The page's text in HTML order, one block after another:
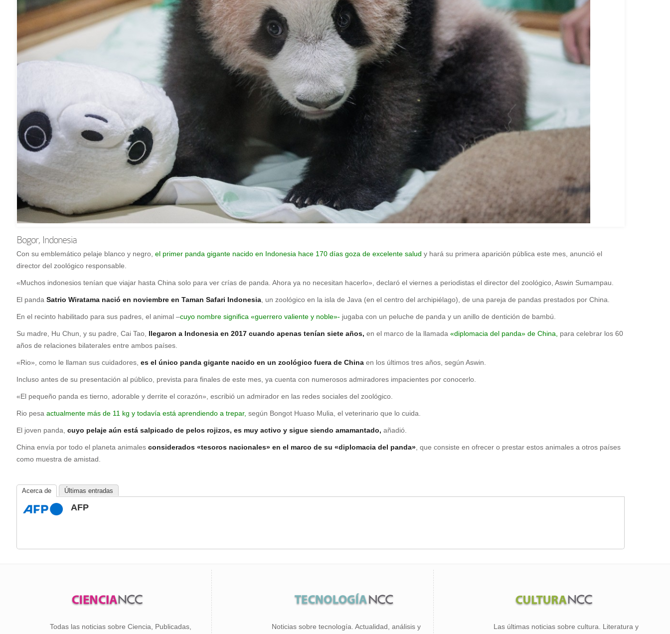
Bogor, Indonesia
Con su emblemático pelaje blanco y negro, el primer panda gigante nacido en Indonesia hace 170 días goza de excelente salud y hará su primera aparición pública este mes, anunció el
director del zoológico responsable.
«Muchos indonesios tenían que viajar hasta China solo para ver crías de panda. Ahora ya no necesitan hacerlo», declaró el viernes a periodistas el director del zoológico, Aswin Sumampau.
El panda Satrio Wiratama nació en noviembre en Taman Safari Indonesia , un zoológico en la isla de Java (en el centro del archipiélago), de una pareja de pandas prestados por China.
En el recinto habilitado para sus padres, el animal –cuyo nombre significa «guerrero valiente y noble»- jugaba con un peluche de panda y un anillo de dentición de bambú.
Su madre, Hu Chun, y su padre, Cai Tao, llegaron a Indonesia en 2017 cuando apenas tenían siete años, en el marco de la llamada «diplomacia del panda» de China,
para celebrar los 60
años de relaciones bilaterales entre ambos países.
«Rio», como le llaman sus cuidadores, es el único panda gigante nacido en un zoológico fuera de China en los últimos tres años, según Aswin.
Incluso antes de su presentación al público, prevista para finales de este mes, ya cuenta con numerosos admiradores impacientes por conocerlo.
«El pequeño panda es tierno, adorable y derrite el corazón», escribió un admirador en las redes sociales del zoológico.
Rio pesa actualmente más de 11 kg y todavía está aprendiendo a trepar, según Bongot Huaso Mulia, el veterinario que lo cuida.
El joven panda, cuyo pelaje aún está salpicado de pelos rojizos, es muy activo y sigue siendo amamantado, añadió.
China envía por todo el planeta animales considerados «tesoros nacionales» en el marco de su «diplomacia del panda» , que consiste en ofrecer o prestar estos animales a otros países
como muestra de amistad.
Acerca de Últimas entradas
AFP
Todas las noticias sobre Ciencia, Publicadas,
Noticias sobre tecnología. Actualidad, análisis y
Las últimas noticias sobre cultura. Literatura y